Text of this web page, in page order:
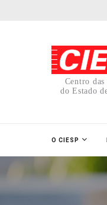
Centro
do Estado
O CIESP